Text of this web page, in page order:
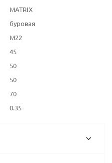
MATRIX
буровая
М22
45
50
50
70
0.35